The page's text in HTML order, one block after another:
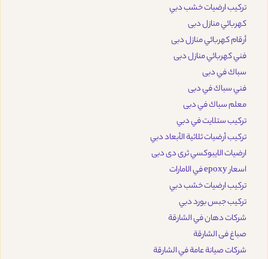
تركيب ارضيات خشب دبي
كهربائي منازل دبى
أرقام كهربائي منازل دبى
فني كهربائي منازل دبى
سباك في دبى
فني سباك في دبى
معلم سباك في دبى
تركيب ستلايت في دبي
تركيب أرضيات ثلاثية الأبعاد دبي
ارضيات الايبوكسي ثرى دى دبى
اسعار epoxy في الامارات
تركيب ارضيات خشب دبي
تركيب جبس بورد دبي
شركات دهان في الشارقة
صباغ فى الشارقة
شركات صيانة عامة في الشارقة